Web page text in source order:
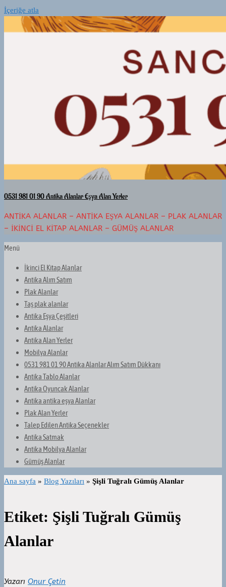
İçeriğe atla
0531 981 01 90 Antika Alanlar Eşya Alan Yerler
ANTIKA ALANLAR – ANTIKA EŞYA ALANLAR – PLAK ALANLAR
– İKINCI EL KITAP ALANLAR – GÜMÜŞ ALANLAR
Menü
İkinci El Kitap Alanlar
Antika Alım Satım
Plak Alanlar
Taş plak alanlar
Antika Eşya Çeşitleri
Antika Alanlar
Antika Alan Yerler
Mobilya Alanlar
0531 981 01 90 Antika Alanlar Alım Satım Dükkanı
Antika Tablo Alanlar
Antika Oyuncak Alanlar
Antika antika eşya Alanlar
Plak Alan Yerler
Talep Edilen Antika Seçenekler
Antika Satmak
Antika Mobilya Alanlar
Gümüş Alanlar
Ana sayfa » Blog Yazıları » Şişli Tuğralı Gümüş Alanlar
Etiket: Şişli Tuğralı Gümüş
Alanlar
Yazarı Onur Çetin